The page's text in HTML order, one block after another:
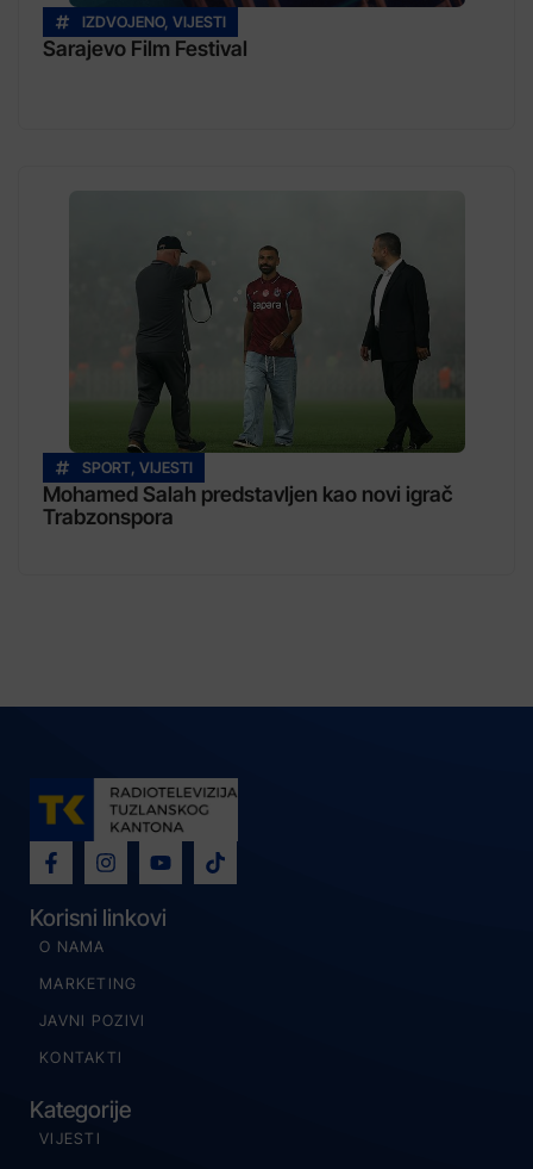
IZDVOJENO, VIJESTI
Sarajevo Film Festival
SPORT VIJESTI
Mohamed Salah predstavljen kao novi igrač
Trabzonspora
Korisni linkovi
O NAMA
MARKETING
JAVNI POZIVI
KONTAKTI
Kategorije
VIJESTI